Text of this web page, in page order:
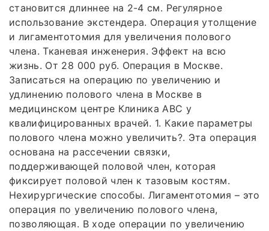
становится длиннее на 2-4 см. Регулярное
использование экстендера. Операция утолщение
и лигаментотомия для увеличения полового
члена. Тканевая инженерия. Эффект на всю
жизнь. От 28 000 руб. Операция в Москве.
Записаться на операцию по увеличению и
удлинению полового члена в Москве в
медицинском центре Клиника ABC у
квалифицированных врачей. 1. Какие параметры
полового члена можно увеличить?. Эта операция
основана на рассечении связки,
поддерживающей половой член, которая
фиксирует половой член к тазовым костям.
Нехирургические способы. Лигаментотомия – это
операция по увеличению полового члена,
позволяющая. В ходе операции по увеличению